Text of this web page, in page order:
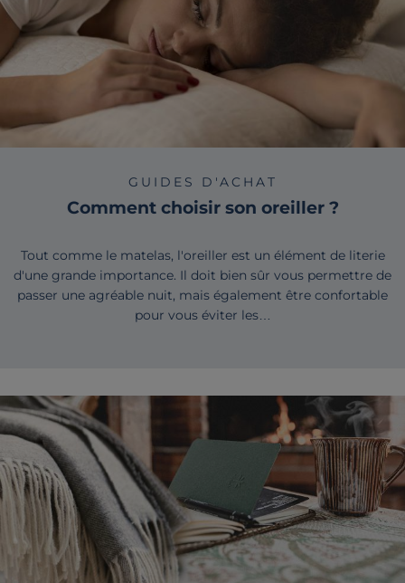
GUIDES D'ACHAT
Comment choisir son oreiller ?
Tout comme le matelas, l'oreiller est un élément de literie
d'une grande importance. Il doit bien sûr vous permettre de
passer une agréable nuit, mais également être confortable
pour vous éviter les…